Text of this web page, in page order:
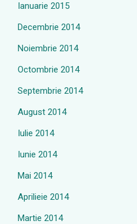
Ianuarie 2015
Decembrie 2014
Noiembrie 2014
Octombrie 2014
Septembrie 2014
August 2014
Iulie 2014
Iunie 2014
Mai 2014
Aprilieie 2014
Martie 2014